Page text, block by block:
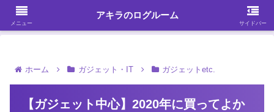
ガジェット・スマホ・パソコンを中心に何かを発見する
ホーム ガジェット・IT ガジェットetc.
【ガジェット中心】2020年に買ってよか
メニュー
アキラのログルーム
サイドバー